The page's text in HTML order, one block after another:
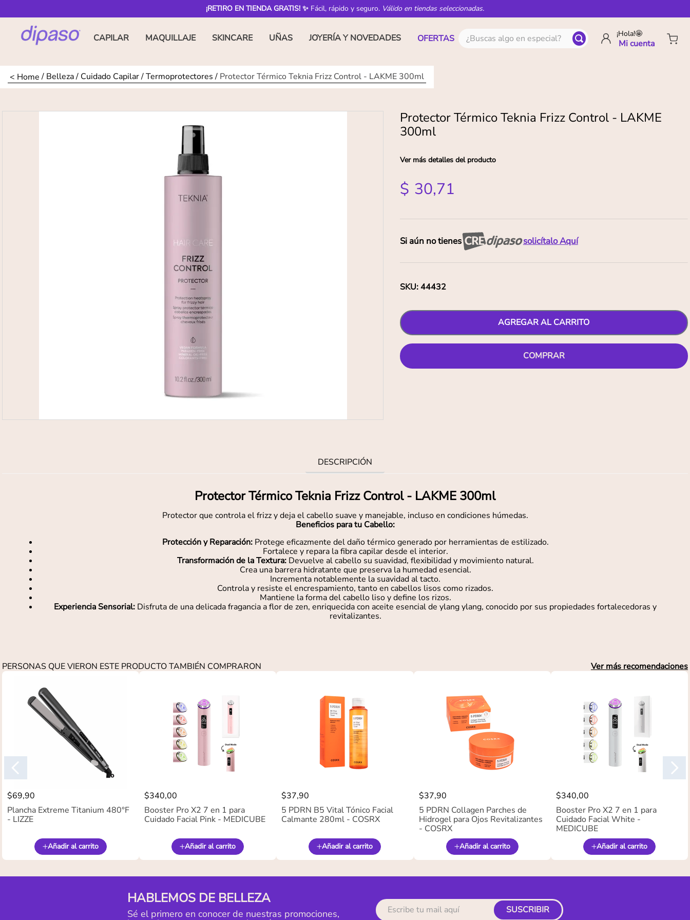
¡RETIRO EN TIENDA GRATIS! ✨ Fácil, rápido y seguro. Válido en tiendas seleccionadas.
CAPILAR MAQUILLAJE SKINCARE UÑAS JOYERÍA Y NOVEDADES OFERTAS ¿Buscas algo en especial? ¡Hola!🤩
Belleza Cuidado Capilar Termoprotectores Protector Térmico Teknia Frizz Control - LAKME 300ml
Protector Térmico Teknia Frizz Control - LAKME
300ml
Ver más detalles del producto
$ 30,71
Si aún no tienes solicítalo Aquí
SKU:44432
AGREGAR AL CARRITO
COMPRAR
DESCRIPCIÓN
Protector Térmico Teknia Frizz Control - LAKME 300ml
Protector que controla el frizz y deja el cabello suave y manejable, incluso en condiciones húmedas.
Beneficios para tu Cabello:
Protección y Reparación: Protege eficazmente del daño térmico generado por herramientas de estilizado.
Fortalece y repara la fibra capilar desde el interior.
Transformación de la Textura: Devuelve al cabello su suavidad, flexibilidad y movimiento natural.
Crea una barrera hidratante que preserva la humedad esencial.
Incrementa notablemente la suavidad al tacto.
Controla y resiste el encrespamiento, tanto en cabellos lisos como rizados.
Mantiene la forma del cabello liso y define los rizos.
Experiencia Sensorial: Disfruta de una delicada fragancia a flor de zen, enriquecida con aceite esencial de ylang ylang, conocido por sus propiedades fortalecedoras y
revitalizantes.
PERSONAS QUE VIERON ESTE PRODUCTO TAMBIÉN COMPRARON Ver más recomendaciones
$69,90
Plancha Extreme Titanium 480°F
- LIZZE
Añadir al carrito
$340,00
Booster Pro X2 7 en 1 para
Cuidado Facial Pink - MEDICUBE
Añadir al carrito
$37,90
5 PDRN B5 Vital Tónico Facial
Calmante 280ml - COSRX
Añadir al carrito
$37,90
5 PDRN Collagen Parches de
Hidrogel para Ojos Revitalizantes
- COSRX
Añadir al carrito
$340,00
Booster Pro X2 7 en 1 para
Cuidado Facial White -
MEDICUBE
Añadir al carrito
HABLEMOS DE BELLEZA
Sé el primero en conocer de nuestras promociones, SUSCRIBIR